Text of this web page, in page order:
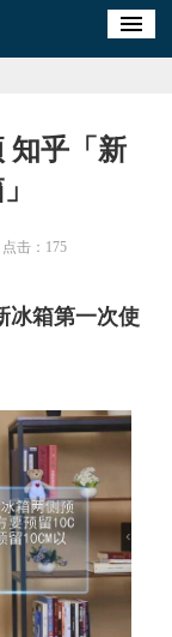
知乎「新
点击： 175
冰箱第一次使